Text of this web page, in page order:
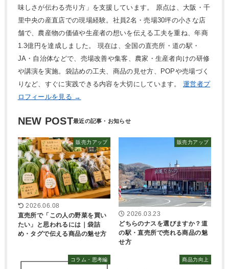
味しさが伝わる売り方」を支援しています。 原点は、大阪・千
里中央の産直店での現場経験。社員2名・売場30坪の小さな店
舗で、農産物の価値や生産者の想いを伝える工夫を重ね、年商
1.3億円を達成しました。 現在は、全国の直売所・道の駅・
JA・自治体などで、売場改善や集客、農家・生産者向けの研修
や講演を実施。袋詰めの工夫、商品の見せ方、POPや売場づく
りなど、すぐに実践できる内容を大切にしています。運営者プ
ロフィールを見る →
NEW POST
販売力アップ
2026.06.08
直売所で「この人の野菜を買い
たい」と思われるには｜袋詰
め・タグで伝える商品の魅せ方
販売力アップ
2026.03.23
どちらのナスを選びますか？道
の駅・直売所で売れる商品の魅
せ方
コラム・思考編 商品力向上